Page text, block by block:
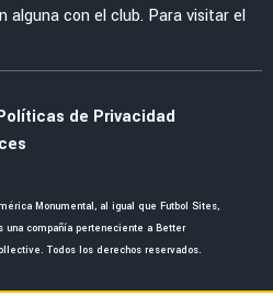
alguna con el club. Para visitar el
de Privacidad
Monumental, al igual que Futbol Sites,
una compañía perteneciente a Better
Todos los derechos reservados.